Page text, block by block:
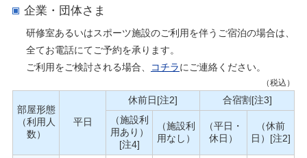
企業・団体さま
研修室あるいはスポーツ施設のご利用を伴うご宿泊の場合は、
全てお電話にてご予約を承ります。
ご利用をご検討される場合、
コチラにご連絡ください。
（税込）
部屋形態
（利用人
数）
平日
休前日[注2]
合宿割[注3]
（施設利
用あり）
[注4]
（施設利
用なし）
（平日・
休日）
（休前
日）[注2]